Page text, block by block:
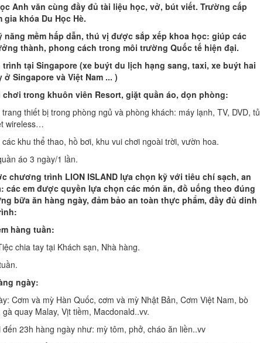
Anh văn cùng đầy đủ tài liệu học, vở, bút viết. Trường cấp
khóa Du Học Hè.
năng mềm hấp dẫn, thú vị được sắp xếp khoa học: giúp các
thành, phong cách trong môi trường Quốc tế hiện đại.
tại Singapore (xe buýt du lịch hạng sang, taxi, xe buýt hai
Singapore và Việt Nam ... )
trong khuôn viên Resort, giặt quần áo, dọn phòng:
bị trong phòng ngủ và phòng khách: máy lạnh, TV, DVD, tủ
wireless…
thể thao, hồ bơi, khu vui chơi ngoài trời, vườn hoa.
áo 3 ngày/1 lần.
chương trình LION ISLAND lựa chọn kỹ với tiêu chí sạch, an
các em được quyền lựa chọn các món ăn, đồ uống theo đúng
bữa ăn hàng ngày, đảm bảo an toàn thực phẩm, đầy đủ dinh
hàng tuần:
tay tại Khách sạn, Nhà hàng.
ngày:
và mỳ Hàn Quốc, cơm và mỳ Nhật Bản, Cơm Việt Nam, bò
quay Malay, Vịt tiềm, Macdonald..vv.
hàng ngày như: mỳ tôm, phở, cháo ăn liền..vv